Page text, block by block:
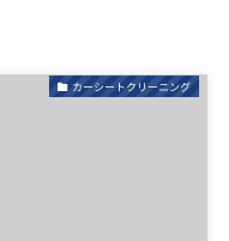
カーシートクリーニング